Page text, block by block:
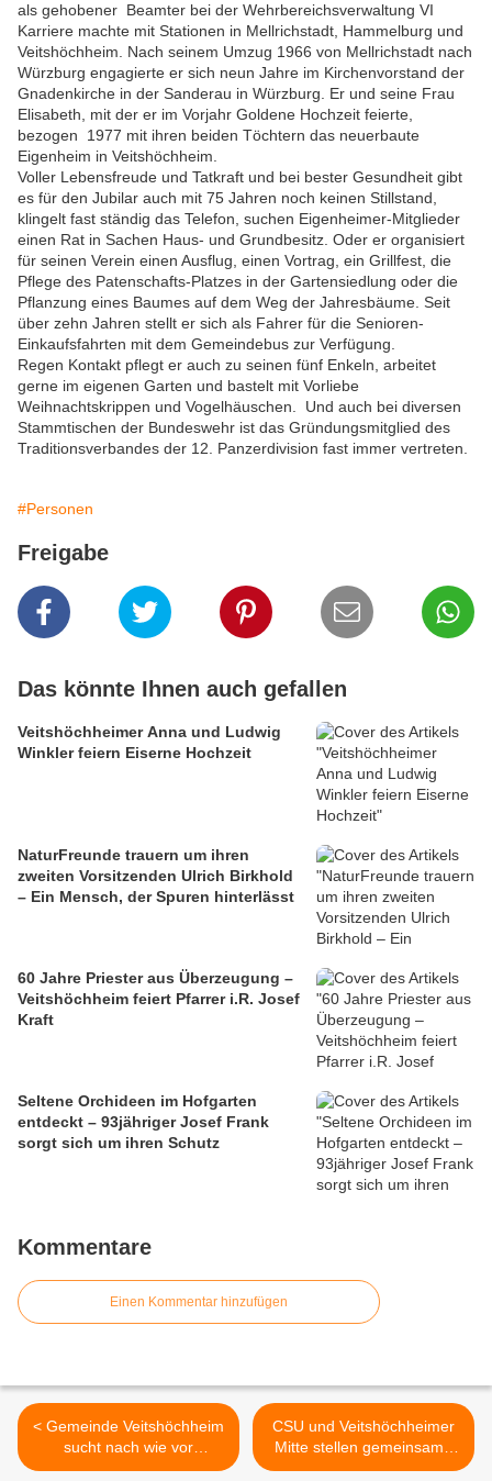
als gehobener Beamter bei der Wehrbereichsverwaltung VI
Karriere machte mit Stationen in Mellrichstadt, Hammelburg und
Veitshöchheim. Nach seinem Umzug 1966 von Mellrichstadt nach
Würzburg engagierte er sich neun Jahre im Kirchenvorstand der
Gnadenkirche in der Sanderau in Würzburg. Er und seine Frau
Elisabeth, mit der er im Vorjahr Goldene Hochzeit feierte,
bezogen 1977 mit ihren beiden Töchtern das neuerbaute
Eigenheim in Veitshöchheim.
Voller Lebensfreude und Tatkraft und bei bester Gesundheit gibt
es für den Jubilar auch mit 75 Jahren noch keinen Stillstand,
klingelt fast ständig das Telefon, suchen Eigenheimer-Mitglieder
einen Rat in Sachen Haus- und Grundbesitz. Oder er organisiert
für seinen Verein einen Ausflug, einen Vortrag, ein Grillfest, die
Pflege des Patenschafts-Platzes in der Gartensiedlung oder die
Pflanzung eines Baumes auf dem Weg der Jahresbäume. Seit
über zehn Jahren stellt er sich als Fahrer für die Senioren-
Einkaufsfahrten mit dem Gemeindebus zur Verfügung.
Regen Kontakt pflegt er auch zu seinen fünf Enkeln, arbeitet
gerne im eigenen Garten und bastelt mit Vorliebe
Weihnachtskrippen und Vogelhäuschen. Und auch bei diversen
Stammtischen der Bundeswehr ist das Gründungsmitglied des
Traditionsverbandes der 12. Panzerdivision fast immer vertreten.
#Personen
Freigabe
Das könnte Ihnen auch gefallen
Veitshöchheimer Anna und Ludwig
Winkler feiern Eiserne Hochzeit
NaturFreunde trauern um ihren
zweiten Vorsitzenden Ulrich Birkhold
– Ein Mensch, der Spuren hinterlässt
60 Jahre Priester aus Überzeugung –
Veitshöchheim feiert Pfarrer i.R. Josef
Kraft
Seltene Orchideen im Hofgarten
entdeckt – 93jähriger Josef Frank
sorgt sich um ihren Schutz
Kommentare
Einen Kommentar hinzufügen
< Gemeinde Veitshöchheim
sucht nach wie vor
Diplomingenieur (FH/Uni),
CSU und Veitshöchheimer
Mitte stellen gemeinsame
Gemeinderatsliste auf >